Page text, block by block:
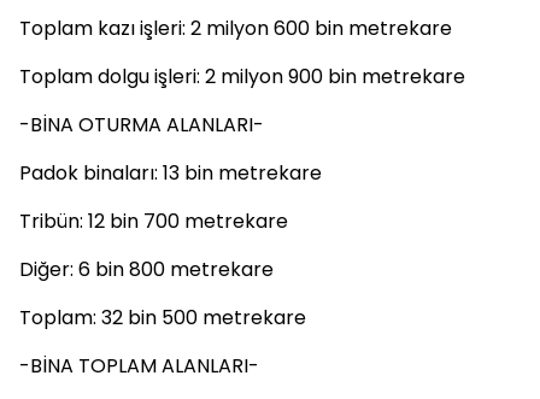
Toplam kazı işleri: 2 milyon 600 bin metrekare
Toplam dolgu işleri: 2 milyon 900 bin metrekare
-BİNA OTURMA ALANLARI-
Padok binaları: 13 bin metrekare
Tribün: 12 bin 700 metrekare
Diğer: 6 bin 800 metrekare
Toplam: 32 bin 500 metrekare
-BİNA TOPLAM ALANLARI-